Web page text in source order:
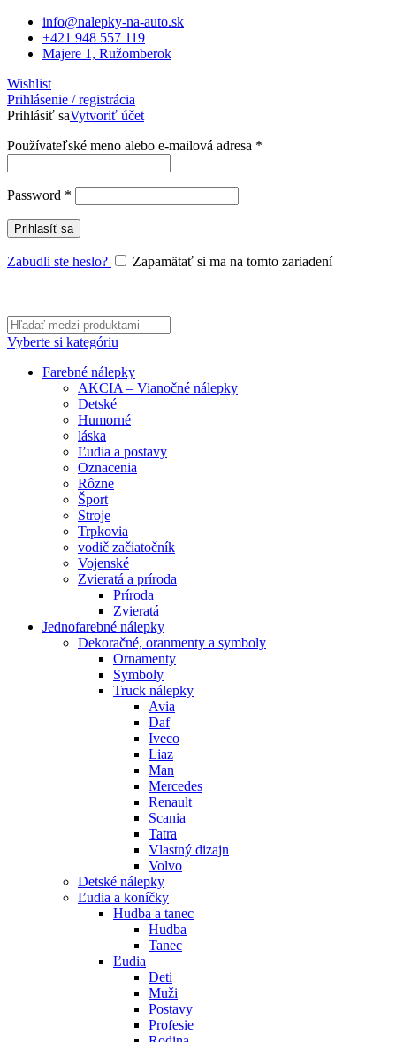
info@nalepky-na-auto.sk
+421 948 557 119
Majere 1, Ružomberok
Wishlist
Prihlásenie / registrácia
Prihlásiť saVytvoriť účet
Používateľské meno alebo e-mailová adresa *
Password *
Prihlasíť sa
Zabudli ste heslo? Zapamätať si ma na tomto zariadení
Vyberte si kategóriu
Farebné nálepky
AKCIA – Vianočné nálepky
Detské
Humorné
láska
Ľudia a postavy
Oznacenia
Rôzne
Šport
Stroje
Trpkovia
vodič začiatočník
Vojenské
Zvieratá a príroda
Príroda
Zvieratá
Jednofarebné nálepky
Dekoračné, oranmenty a symboly
Ornamenty
Symboly
Truck nálepky
Avia
Daf
Iveco
Liaz
Man
Mercedes
Renault
Scania
Tatra
Vlastný dizajn
Volvo
Detské nálepky
Ľudia a koníčky
Hudba a tanec
Hudba
Tanec
Ľudia
Deti
Muži
Postavy
Profesie